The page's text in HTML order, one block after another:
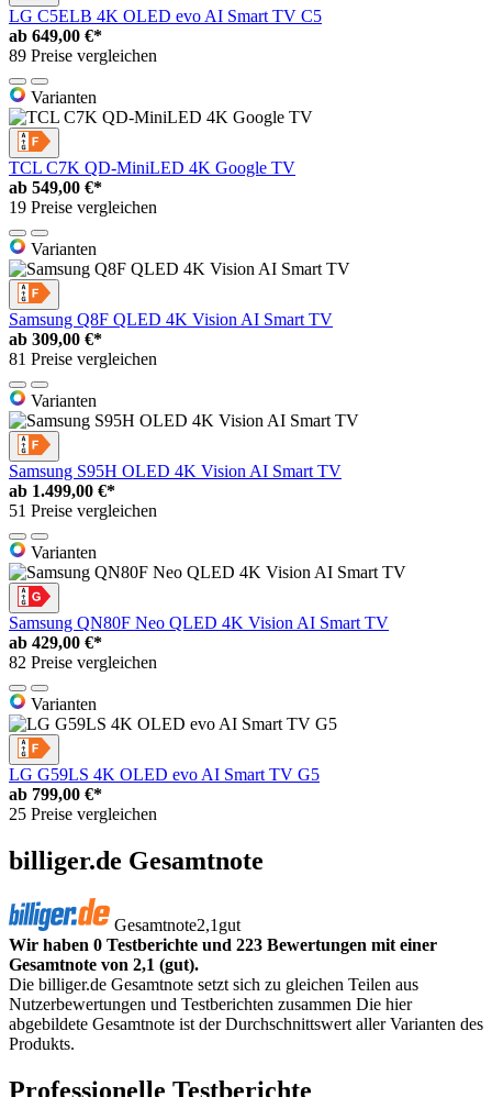
LG C5ELB 4K OLED evo AI Smart TV C5
ab 649,00 €*
89 Preise vergleichen
Varianten
TCL C7K QD-MiniLED 4K Google TV
ab 549,00 €*
19 Preise vergleichen
Varianten
Samsung Q8F QLED 4K Vision AI Smart TV
ab 309,00 €*
81 Preise vergleichen
Varianten
Samsung S95H OLED 4K Vision AI Smart TV
ab 1.499,00 €*
51 Preise vergleichen
Varianten
Samsung QN80F Neo QLED 4K Vision AI Smart TV
ab 429,00 €*
82 Preise vergleichen
Varianten
LG G59LS 4K OLED evo AI Smart TV G5
ab 799,00 €*
25 Preise vergleichen
billiger.de Gesamtnote
Gesamtnote2,1 gut
Wir haben 0 Testberichte und 223 Bewertungen mit einer
Gesamtnote von 2,1 (gut).
Die billiger.de Gesamtnote setzt sich zu gleichen Teilen aus
Nutzerbewertungen und Testberichten zusammen Die hier
abgebildete Gesamtnote ist der Durchschnittswert aller Varianten des
Produkts.
Professionelle Testberichte